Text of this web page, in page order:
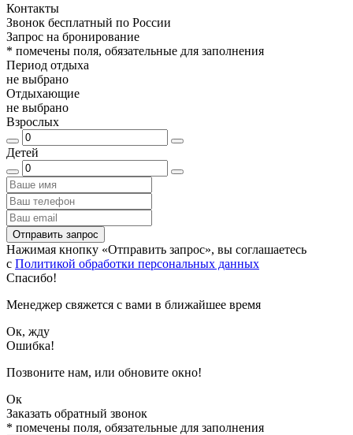
Контакты
Звонок бесплатный по России
Запрос на бронирование
* помечены поля, обязательные для заполнения
Период отдыха
не выбрано
Отдыхающие
не выбрано
Взрослых
Детей
Отправить запрос
Нажимая кнопку «Отправить запрос», вы соглашаетесь
с Политикой обработки персональных данных
Спасибо!
Менеджер свяжется с вами в ближайшее время
Ок, жду
Ошибка!
Позвоните нам, или обновите окно!
Ок
Заказать обратный звонок
* помечены поля, обязательные для заполнения